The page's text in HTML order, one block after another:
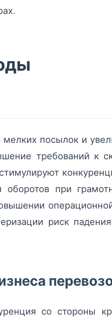
мелких посылок и
требований к
при
риск
со стороны